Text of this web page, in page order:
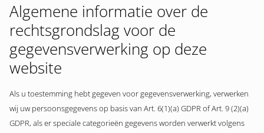
Algemene informatie over de
rechtsgrondslag voor de
gegevensverwerking op deze
website
Als u toestemming hebt gegeven voor gegevensverwerking, verwerken
wij uw persoonsgegevens op basis van Art. 6(1)(a) GDPR of Art. 9 (2)(a)
GDPR, als er speciale categorieën gegevens worden verwerkt volgens